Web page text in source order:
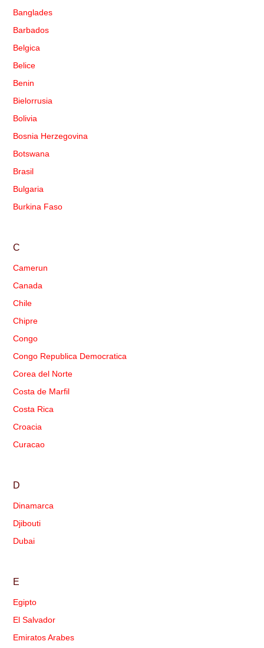
Banglades
Barbados
Belgica
Belice
Benin
Bielorrusia
Bolivia
Bosnia Herzegovina
Botswana
Brasil
Bulgaria
Burkina Faso
C
Camerun
Canada
Chile
Chipre
Congo
Congo Republica Democratica
Corea del Norte
Costa de Marfil
Costa Rica
Croacia
Curacao
D
Dinamarca
Djibouti
Dubai
E
Egipto
El Salvador
Emiratos Arabes